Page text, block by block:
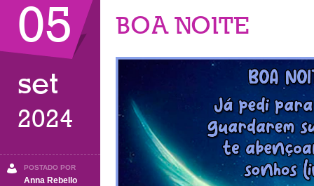
05
set
2024
POSTADO POR
Anna Rebello
BOA NOITE